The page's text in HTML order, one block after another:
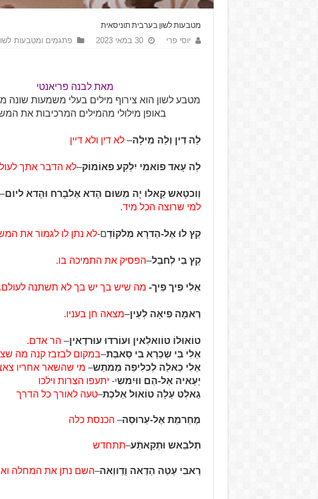
מטבעות לשון בערבית תוניסאית
יוסי פרי 30 במאי 2023 פתגמים ומטבעות
מאת לבנה פריאנטי
מטבע לשון הוא צירוף מילים בעלי משמעות שונה
באופן מילולי מהמילים המרכיבות את
לַה דִין וְלַה מִילָה–לא דין ולא דיין
לַה עָאד פוֹאמִי יִלַקִע פאוֹמוֹק–לא הדבר אתך
וְוכטָאש קַאלוּ יָה מְשוּם הָדא אֶלבָרח וּהָדא ליום
למי שרוצה הכל מיד.
קְץ לוּ אֶל-הַדרָא מְלקוֹדַם-לא נתן לו לגמור את
קְץ בִי לְחבֵל–הפסיק את התמיכה בו.
אֵלִי פִיך פִיך- מה שיש בך יש בך לא תשתנה לעולם.
רְאמָה פִיאָה לְעַין–מצאה חן בעניו.
טוֹאוּלוֹ טוֹואלֵאין וּעוֹרדוּ עוּרדֶאין– הר אדם.
אֵלִי בִי שְכֵרַא בִי סַאבַת–במקום לבזבז קנה מה
אֵלִי כַאלַה לְכלִיפַה מַמתַש– מי שהשאר אחריו
יַעַאיה אְל-הְם ווּיִמשִי- יתעפו הצרות וילכו
גַאלְט עַלָה טוֹאוּל אֵלכְת–טעה לאורך כל הדרך
מֶחַרמֵת אֶל-עַרוּסַה– הכנסת כלה
תְלבֵאש וּתְקַאתַע–תתחדש
רַאבִי עַטַה הְדַאה וֻדְווַאה–השם נתן את המחלה